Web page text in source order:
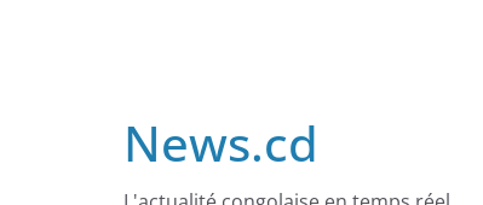
News.cd